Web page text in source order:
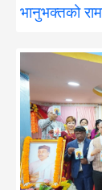
भानुभक्तको